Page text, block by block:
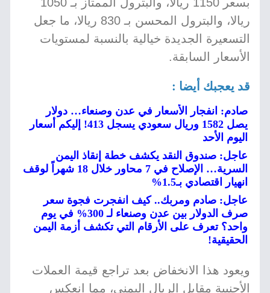
ريالا، والبترول المحسن بـ 830 ريالا، ما جعل
التسعيرة الجديدة خيالية بالنسبة لمستويات
الأسعار السابقة.
قد يعجبك أيضا :
صادم: انفجار الأسعار في عدن وصنعاء… دولار
يصل 1582 وريال سعودي يسجل 413! إليكم أسعار
اليوم الأحد
عاجل: صندوق النقد يكشف خطة إنقاذ اليمن
السرية… الإصلاح في 7 محاور خلال 18 شهراً لوقف
انهيار اقتصادي بـ1.5%
عاجل: صادم ومربك.. كيف انفجرت فجوة سعر
صرف الدولار بين عدن وصنعاء لـ 300% في يوم
واحد؟ تعرف على الأرقام التي تكشف أزمة اليمن
الحقيقية!
ويعود هذا الانخفاض بعد تراجع قيمة العملات
الأجنبية مقابل الريال اليمني، مما انعكس